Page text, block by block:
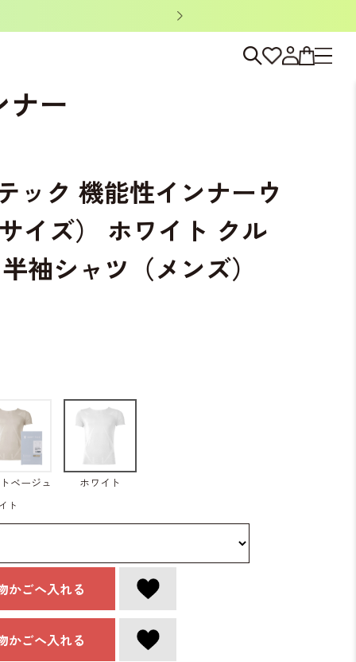
ーネック 半袖シャツ（メンズ）
ナー
ック 機能性インナーウ
イズ） ホワイト クル
袖シャツ（メンズ）
ベージュ ホワイト
ト
かごへ入れる
かごへ入れる